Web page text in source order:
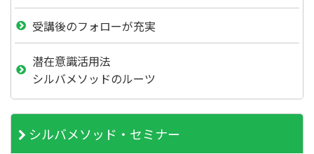
受講後のフォローが充実
潜在意識活用法
シルバメソッドのルーツ
シルバメソッド・セミナー